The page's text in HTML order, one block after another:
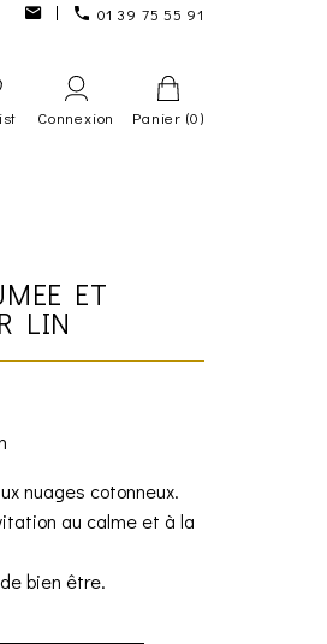
01 39 75 55 91
Connexion Panier (0)
ET
LIN
nuages cotonneux.
au calme et à la
bien être.